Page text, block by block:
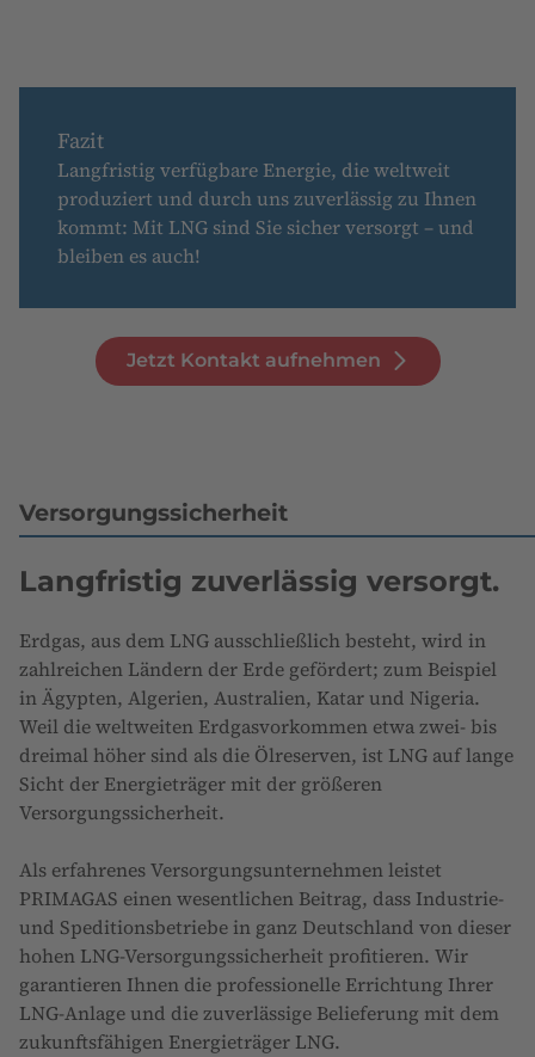
Fazit
Langfristig verfügbare Energie, die weltweit
produziert und durch uns zuverlässig zu Ihnen
kommt: Mit LNG sind Sie sicher versorgt – und
bleiben es auch!
Jetzt Kontakt aufnehmen
Versorgungssicherheit
Langfristig zuverlässig versorgt.
Erdgas, aus dem LNG ausschließlich besteht, wird in
zahlreichen Ländern der Erde gefördert; zum Beispiel
in Ägypten, Algerien, Australien, Katar und Nigeria.
Weil die weltweiten Erdgasvorkommen etwa zwei- bis
dreimal höher sind als die Ölreserven, ist LNG auf lange
Sicht der Energieträger mit der größeren
Versorgungssicherheit.
Als erfahrenes Versorgungsunternehmen leistet
PRIMAGAS einen wesentlichen Beitrag, dass Industrie-
und Speditionsbetriebe in ganz Deutschland von dieser
hohen LNG-Versorgungssicherheit profitieren. Wir
garantieren Ihnen die professionelle Errichtung Ihrer
LNG-Anlage und die zuverlässige Belieferung mit dem
zukunftsfähigen Energieträger LNG.